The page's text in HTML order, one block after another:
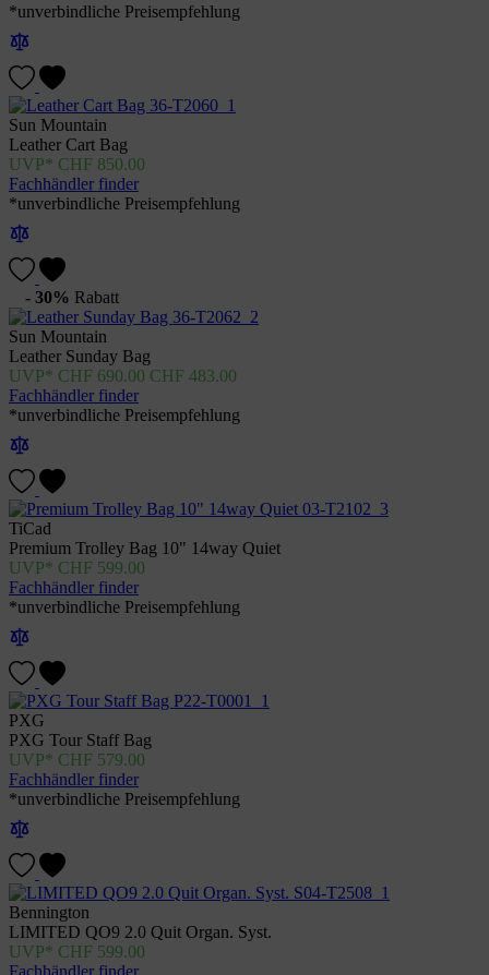
*unverbindliche Preisempfehlung
Sun Mountain
Leather Cart Bag
CHF 850.00
Fachhändler finder
*unverbindliche Preisempfehlung
- 30% Rabatt
Sun Mountain
Leather Sunday Bag
CHF 690.00 CHF 483.00
Fachhändler finder
*unverbindliche Preisempfehlung
TiCad
Premium Trolley Bag 10" 14way Quiet
CHF 599.00
Fachhändler finder
*unverbindliche Preisempfehlung
PXG
PXG Tour Staff Bag
CHF 579.00
Fachhändler finder
*unverbindliche Preisempfehlung
Bennington
LIMITED QO9 2.0 Quit Organ. Syst.
CHF 599.00
Fachhändler finder